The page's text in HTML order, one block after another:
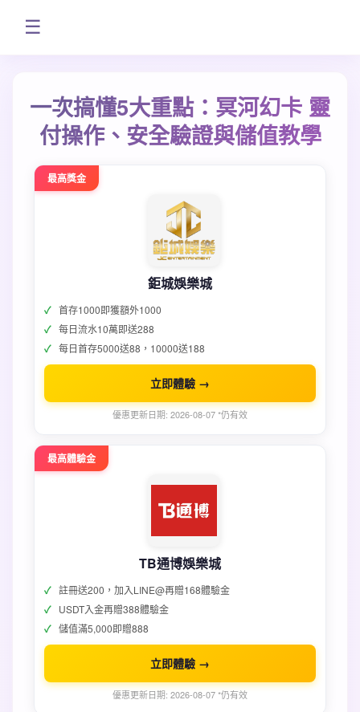
☰
一次搞懂5大重點：冥河幻卡 靈
付操作、安全驗證與儲值教學
最高獎金
鉅城娛樂城
首存1000即獲額外1000
每日流水10萬即送288
每日首存5000送88，10000送188
立即體驗 →
優惠更新日期: 2026-08-07 *仍有效
最高體驗金
TB通博娛樂城
註冊送200，加入LINE@再贈168體驗金
USDT入金再贈388體驗金
儲值滿5,000即贈888
立即體驗 →
優惠更新日期: 2026-08-07 *仍有效